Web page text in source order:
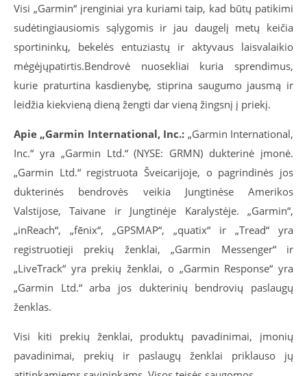
Visi „Garmin“ įrenginiai yra kuriami taip, kad būtų patikimi
sudėtingiausiomis sąlygomis ir jau daugelį metų keičia
sportininkų, bekelės entuziastų ir aktyvaus laisvalaikio
mėgėjųpatirtis.Bendrovė nuosekliai kuria sprendimus,
kurie praturtina kasdienybę, stiprina saugumo jausmą ir
leidžia kiekvieną dieną žengti dar vieną žingsnį į priekį.
Apie „Garmin International, Inc.: „Garmin International,
Inc.“ yra „Garmin Ltd.“ (NYSE: GRMN) dukterinė įmonė.
„Garmin Ltd.“ registruota Šveicarijoje, o pagrindinės jos
dukterinės bendrovės veikia Jungtinėse Amerikos
Valstijose, Taivane ir Jungtinėje Karalystėje. „Garmin“,
„inReach“, „fēnix“, „GPSMAP“, „quatix“ ir „Tread“ yra
registruotieji prekių ženklai, „Garmin Messenger“ ir
„LiveTrack“ yra prekių ženklai, o „Garmin Response“ yra
„Garmin Ltd.“ arba jos dukterinių bendrovių paslaugų
ženklas.
Visi kiti prekių ženklai, produktų pavadinimai, įmonių
pavadinimai, prekių ir paslaugų ženklai priklauso jų